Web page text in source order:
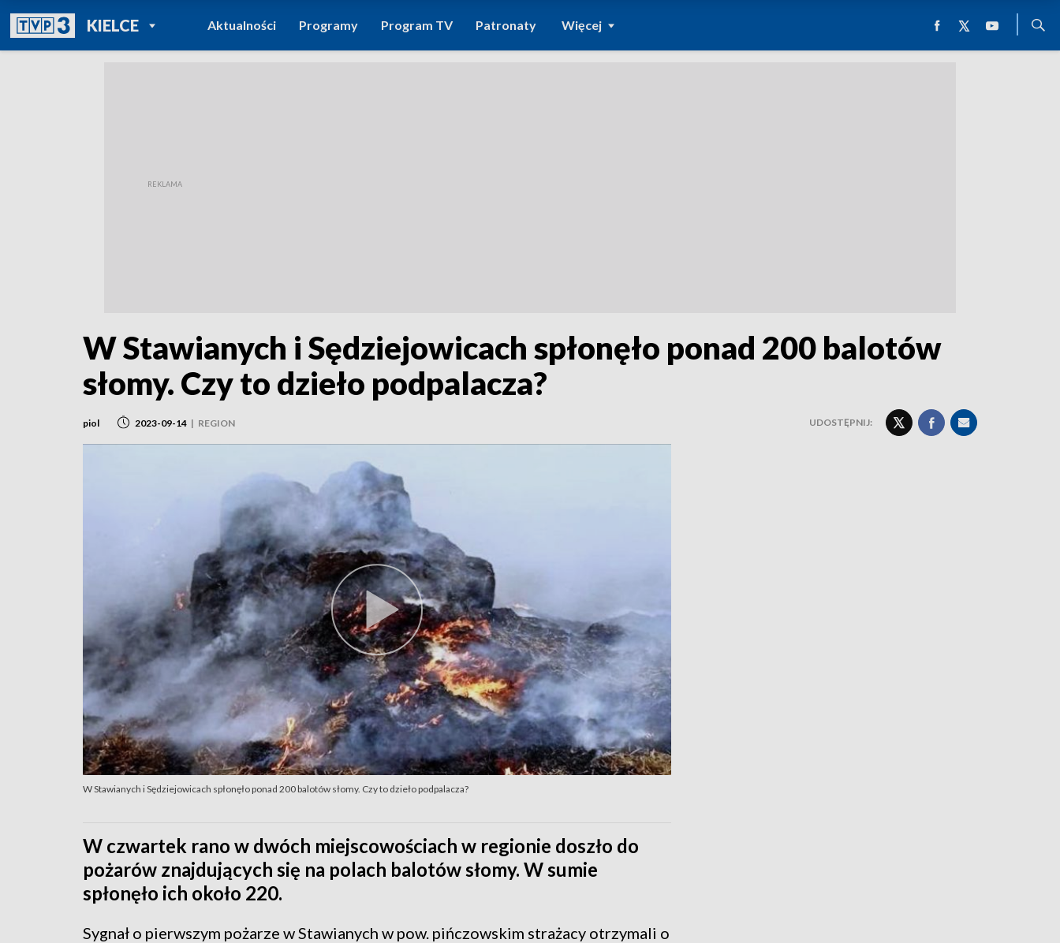
KIELCEPOWRÓT DO
TVP REGIONY
Aktualności Programy Program TV Patronaty Więcej
W Stawianych i Sędziejowicach spłonęło ponad 200 balotów
słomy. Czy to dzieło podpalacza?
piol 2023-09-14 | REGION UDOSTĘPNIJ:
W Stawianych i Sędziejowicach spłonęło ponad 200 balotów słomy. Czy to dzieło podpalacza?
W czwartek rano w dwóch miejscowościach w regionie doszło do
pożarów znajdujących się na polach balotów słomy. W sumie
spłonęło ich około 220.
Sygnał o pierwszym pożarze w Stawianych w pow. pińczowskim strażacy otrzymali o